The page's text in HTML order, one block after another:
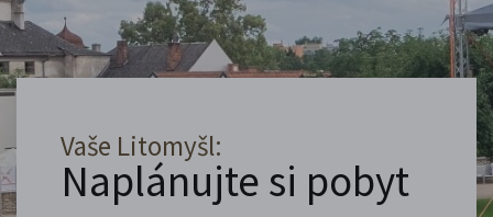
Vaše Litomyšl:
Naplánujte si pobyt